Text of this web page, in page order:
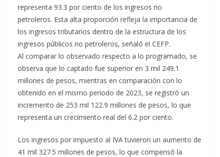
representa 93.3 por ciento de los ingresos no
petroleros. Esta alta proporción refleja la importancia de
los ingresos tributarios dentro de la estructura de los
ingresos públicos no petroleros, señaló el CEFP.
Al comparar lo observado respecto a lo programado, se
observa que lo captado fue superior en 3 mil 249.1
millones de pesos, mientras en comparación con lo
obtenido en el mismo periodo de 2023, se registró un
incremento de 253 mil 122.9 millones de pesos, lo que
representa un crecimiento real del 6.2 por ciento.
Los ingresos por impuesto al IVA tuvieron un aumento de
41 mil 327.5 millones de pesos, lo que compensó la